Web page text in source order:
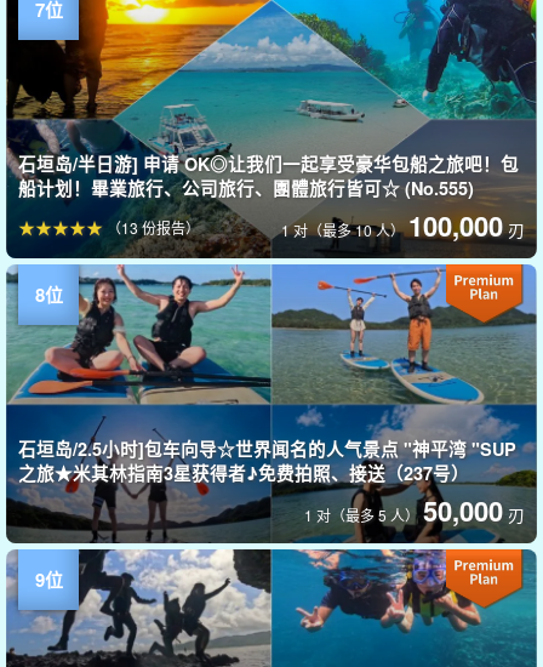
石垣岛/半日游] 申请 OK◎让我们一起享受豪华包船之旅吧！包
船计划！畢業旅行、公司旅行、團體旅行皆可☆ (No.555)
1 对（最多 10 人）100,000 刃
（13 份报告）
石垣岛/2.5小时]包车向导☆世界闻名的人气景点 "神平湾 "SUP
之旅★米其林指南3星获得者♪免费拍照、接送（237号）
1 对（最多 5 人） 50,000 刃